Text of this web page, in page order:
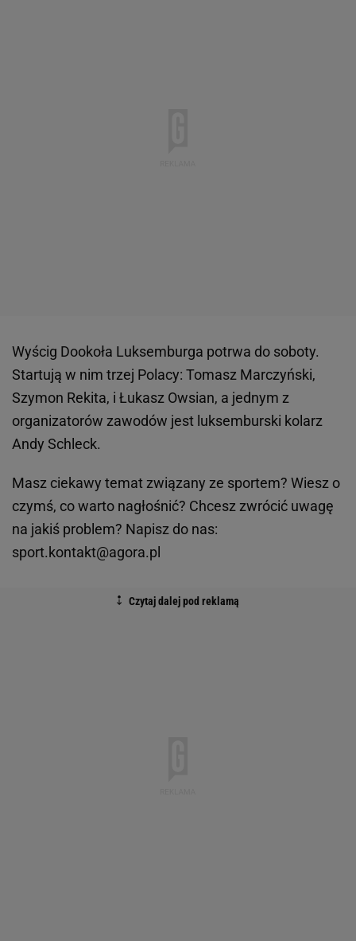
Wyścig Dookoła Luksemburga potrwa do soboty.
Startują w nim trzej Polacy: Tomasz Marczyński,
Szymon Rekita, i Łukasz Owsian, a jednym z
organizatorów zawodów jest luksemburski kolarz
Andy Schleck.
Masz ciekawy temat związany ze sportem? Wiesz o
czymś, co warto nagłośnić? Chcesz zwrócić uwagę
na jakiś problem? Napisz do nas:
sport.kontakt@agora.pl